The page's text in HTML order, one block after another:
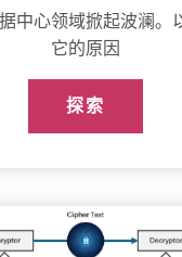
中心领域掀起波澜。
它的原因
探索